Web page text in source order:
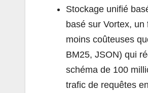
Stockage unifié
basé sur Vortex,
moins coûteuses
BM25, JSON) qui
schéma de 100
trafic de requêtes